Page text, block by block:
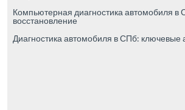
Компьютерная диагностика автомобиля
восстановление
Диагностика автомобиля в СПб: ключевые